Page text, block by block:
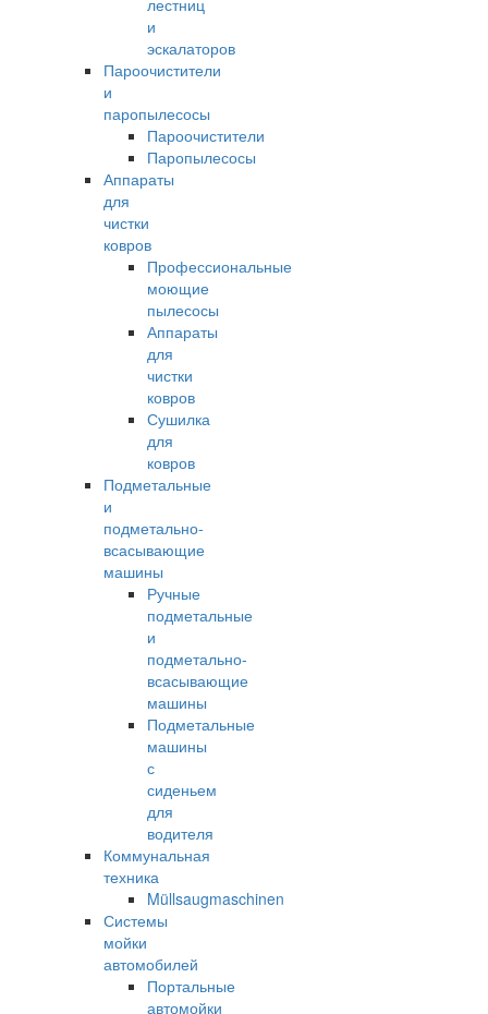
лестниц
и
эскалаторов
Пароочистители
и
паропылесосы
Пароочистители
Паропылесосы
Аппараты
для
чистки
ковров
Профессиональные
моющие
пылесосы
Аппараты
для
чистки
ковров
Сушилка
для
ковров
Подметальные
и
подметально-
всасывающие
машины
Ручные
подметальные
и
подметально-
всасывающие
машины
Подметальные
машины
с
сиденьем
для
водителя
Коммунальная
техника
Müllsaugmaschinen
Системы
мойки
автомобилей
Портальные
автомойки